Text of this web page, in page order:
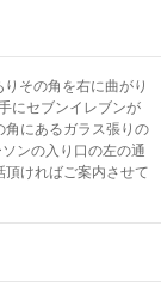
その角を右に曲がり
にセブンイレブンが
角にあるガラス張りの
ンの入り口の左の通
ければご案内させて